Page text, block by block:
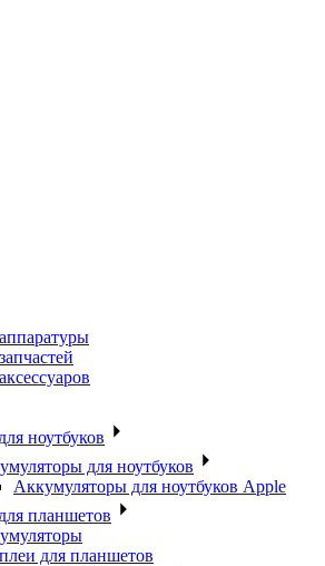
ноутбуков
для ноутбуков
Аккумуляторы для ноутбуков Apple
планшетов
для планшетов